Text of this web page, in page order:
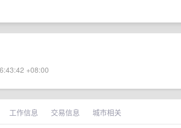
+08:00
工作信息 交易信息 城市相关